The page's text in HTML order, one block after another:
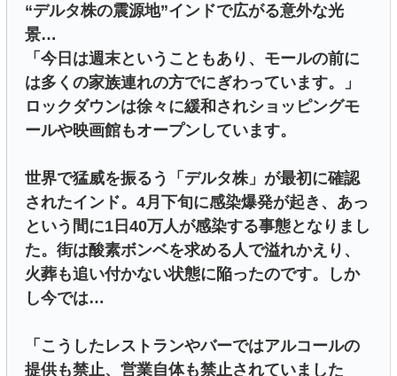
“デルタ株の震源地”インドで広がる意外な光
景…
「今日は週末ということもあり、モールの前に
は多くの家族連れの方でにぎわっています。」
ロックダウンは徐々に緩和されショッピングモ
ールや映画館もオープンしています。
世界で猛威を振るう「デルタ株」が最初に確認
されたインド。4月下旬に感染爆発が起き、あっ
という間に1日40万人が感染する事態となりまし
た。街は酸素ボンベを求める人で溢れかえり、
火葬も追い付かない状態に陥ったのです。しか
し今では…
「こうしたレストランやバーではアルコールの
提供も禁止、営業自体も禁止されていました